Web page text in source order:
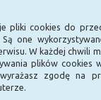
pliki cookies do
one
W każdej chwili
plików cookies
zgodę na